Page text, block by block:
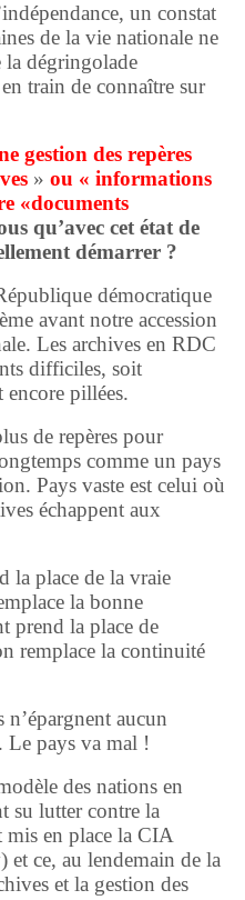
un constat
de la vie nationale ne
la dégringolade
train de connaître sur
gestion des repères
» ou « informations
«documents
qu’avec cet état de
démarrer ?
démocratique
avant notre accession
Les archives en RDC
difficiles, soit
encore pillées.
de repères pour
comme un pays
Pays vaste est celui où
échappent aux
la place de la vraie
la bonne
prend la place de
remplace la continuité
n’épargnent aucun
Le pays va mal !
des nations en
su lutter contre la
mis en place la CIA
et ce, au lendemain de la
et la gestion des